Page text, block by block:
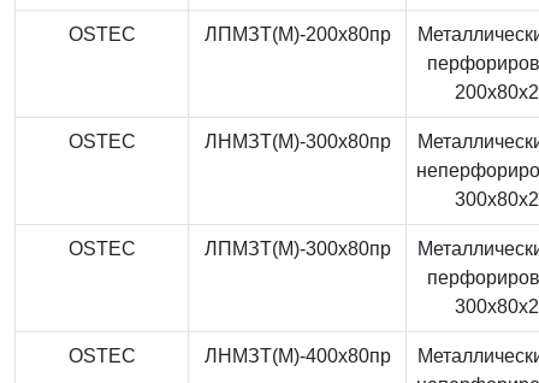
OSTEC ЛПМЗТ(М)-200x80пр
OSTEC ЛНМЗТ(М)-300x80пр
OSTEC ЛПМЗТ(М)-300x80пр
OSTEC ЛНМЗТ(М)-400x80пр